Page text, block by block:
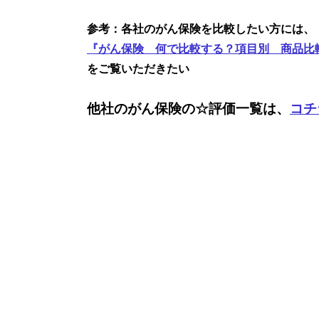
参考：各社のがん保険を比較したい方には、
『がん保険 何で比較する？項目別 商品比
をご覧いただきたい
他社のがん保険の☆評価一覧は、 コ